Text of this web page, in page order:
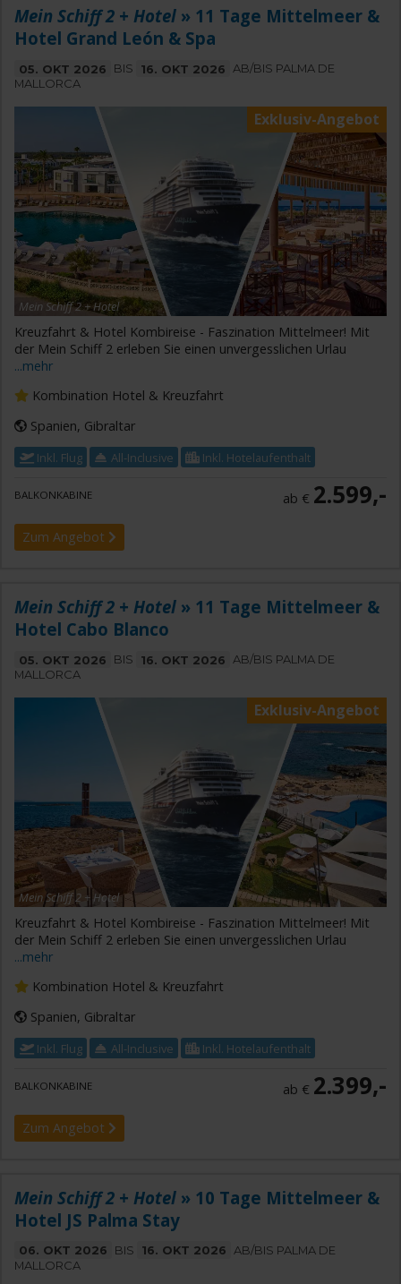
Mein Schiff 2 + Hotel » 11 Tage Mittelmeer &
Hotel Grand León & Spa
05. OKT 2026 BIS 16. OKT 2026
AB/BIS PALMA DE
MALLORCA
Exklusiv-Angebot
Mein Schiff 2 + Hotel
Kreuzfahrt & Hotel Kombireise - Faszination Mittelmeer! Mit
der Mein Schiff 2 erleben Sie einen unvergesslichen Urlau
...mehr
Kombination Hotel & Kreuzfahrt
Spanien, Gibraltar
Inkl. Flug All-Inclusive Inkl. Hotelaufenthalt
BALKONKABINE ab € 2.599,-
Zum Angebot
Mein Schiff 2 + Hotel » 11 Tage Mittelmeer &
Hotel Cabo Blanco
05. OKT 2026 BIS 16. OKT 2026
AB/BIS PALMA DE
MALLORCA
Exklusiv-Angebot
Mein Schiff 2 + Hotel
Kreuzfahrt & Hotel Kombireise - Faszination Mittelmeer! Mit
der Mein Schiff 2 erleben Sie einen unvergesslichen Urlau
...mehr
Kombination Hotel & Kreuzfahrt
Spanien, Gibraltar
Inkl. Flug All-Inclusive Inkl. Hotelaufenthalt
BALKONKABINE ab € 2.399,-
Zum Angebot
Mein Schiff 2 + Hotel » 10 Tage Mittelmeer &
Hotel JS Palma Stay
06. OKT 2026 BIS 16. OKT 2026
AB/BIS PALMA DE
MALLORCA